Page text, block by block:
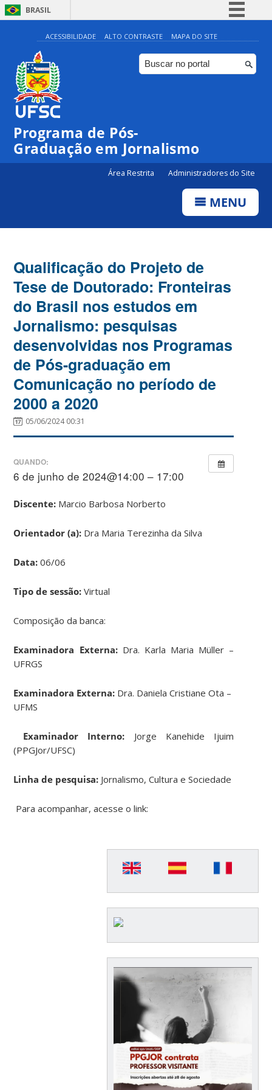
BRASIL
Simplifique!
Comunica BR
Participe
ACESSIBILIDADE ALTO CONTRASTE MAPA DO SITE
Programa de Pós-
Graduação em Jornalismo
Área Restrita Administradores do Site
MENU
Qualificação do Projeto de
Tese de Doutorado: Fronteiras
do Brasil nos estudos em
Jornalismo: pesquisas
desenvolvidas nos Programas
de Pós-graduação em
Comunicação no período de
2000 a 2020
05/06/2024 00:31
QUANDO:
6 de junho de 2024@14:00 – 17:00
Discente: Marcio Barbosa Norberto
Orientador (a): Dra Maria Terezinha da Silva
Data:06/06
Tipo de sessão: Virtual
Composição da banca:
Examinadora Externa:Dra. Karla Maria Müller –
UFRGS
Examinadora Externa: Dra. Daniela Cristiane Ota –
UFMS
Examinador Interno: Jorge Kanehide Ijuim
(PPGJor/UFSC)
Linha de pesquisa: Jornalismo, Cultura e Sociedade
Para acompanhar, acesse o link: